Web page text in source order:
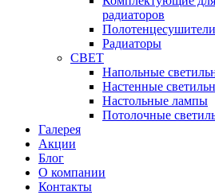
радиаторов
Полотенцесушители
Радиаторы
СВЕТ
Напольные
Настенные
Настольные лампы
Потолочные
Галерея
Акции
Блог
О компании
Контакты